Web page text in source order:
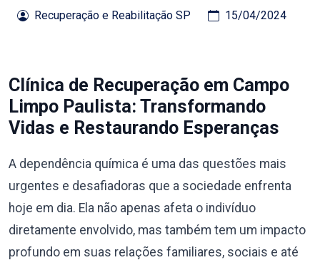
Recuperação e Reabilitação SP 15/04/2024
Clínica de Recuperação em Campo
Limpo Paulista: Transformando
Vidas e Restaurando Esperanças
A dependência química é uma das questões mais
urgentes e desafiadoras que a sociedade enfrenta
hoje em dia. Ela não apenas afeta o indivíduo
diretamente envolvido, mas também tem um impacto
profundo em suas relações familiares, sociais e até